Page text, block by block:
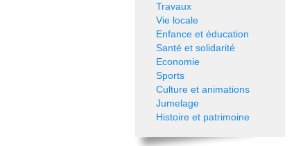
Travaux
Vie locale
Enfance et éducation
Santé et solidarité
Economie
Sports
Culture et animations
Jumelage
Histoire et patrimoine